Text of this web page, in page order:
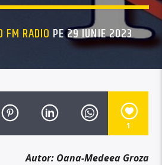
FM RADIO PE 29 IUNIE 2023
1
Autor: Oana-Medeea Groza